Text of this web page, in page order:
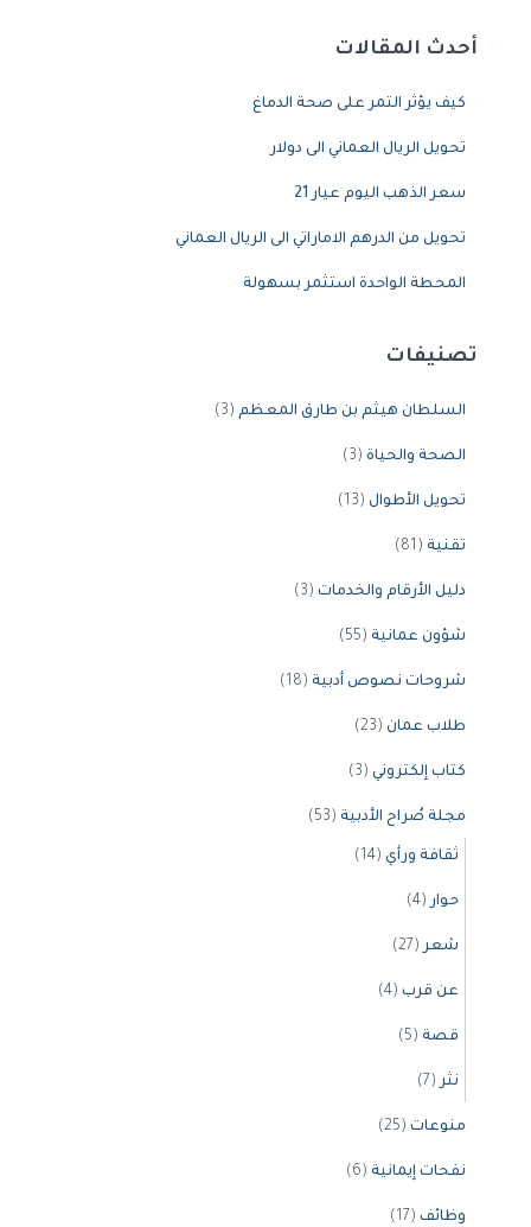
أحدث المقالات
كيف يؤثر التمر على صحة الدماغ
تحويل الريال العماني الى دولار
سعر الذهب اليوم عيار 21
تحويل من الدرهم الاماراتي الى الريال العماني
المحطة الواحدة استثمر بسهولة
تصنيفات
السلطان هيثم بن طارق المعظم (3)
الصحة والحياة (3)
تحويل الأطوال (13)
تقنية (81)
دليل الأرقام والخدمات (3)
شؤون عمانية (55)
شروحات نصوص أدبية (18)
طلاب عمان (23)
كتاب إلكتروني (3)
مجلة صُراح الأدبية (53)
ثقافة ورأي (14)
حوار(4)
شعر(27)
عن قرب (4)
قصة (5)
نثر(7)
منوعات (25)
نفحات إيمانية (6)
وظائف (17)